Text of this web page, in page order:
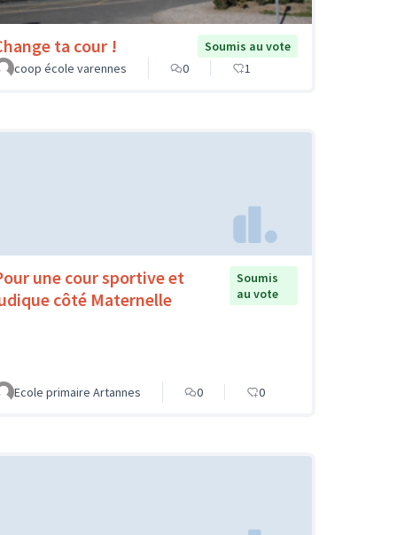
ta cour !
Soumis au vote
coop école varennes
0 1
une cour sportive et
côté Maternelle
Soumis
au vote
Ecole primaire Artannes 0 0